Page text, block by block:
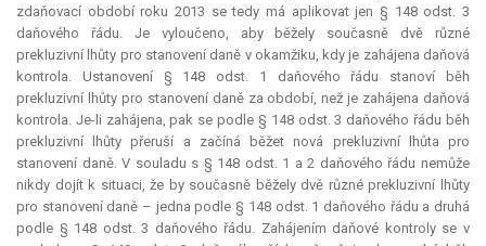
zdaňovací období roku 2013 se tedy má aplikovat jen § 148 odst. 3
daňového řádu. Je vyloučeno, aby běžely současně dvě různé
prekluzivní lhůty pro stanovení daně v okamžiku, kdy je zahájena daňová
kontrola. Ustanovení § 148 odst. 1 daňového řádu stanoví běh
prekluzivní lhůty pro stanovení daně za období, než je zahájena daňová
kontrola. Je-li zahájena, pak se podle § 148 odst. 3 daňového řádu běh
prekluzivní lhůty přeruší a začíná běžet nová prekluzivní lhůta pro
stanovení daně. V souladu s § 148 odst. 1 a 2 daňového řádu nemůže
nikdy dojít k situaci, že by současně běžely dvě různé prekluzivní lhůty
pro stanovení daně – jedna podle § 148 odst. 1 daňového řádu a druhá
podle § 148 odst. 3 daňového řádu. Zahájením daňové kontroly se v